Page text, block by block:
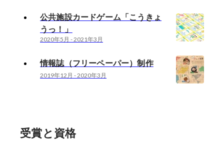
公共施設カードゲーム「こうきょ
うっ！」
2020年5月 -2021年3月
情報誌（フリーペーパー）制作
2019年12月 -2020年3月
受賞と資格